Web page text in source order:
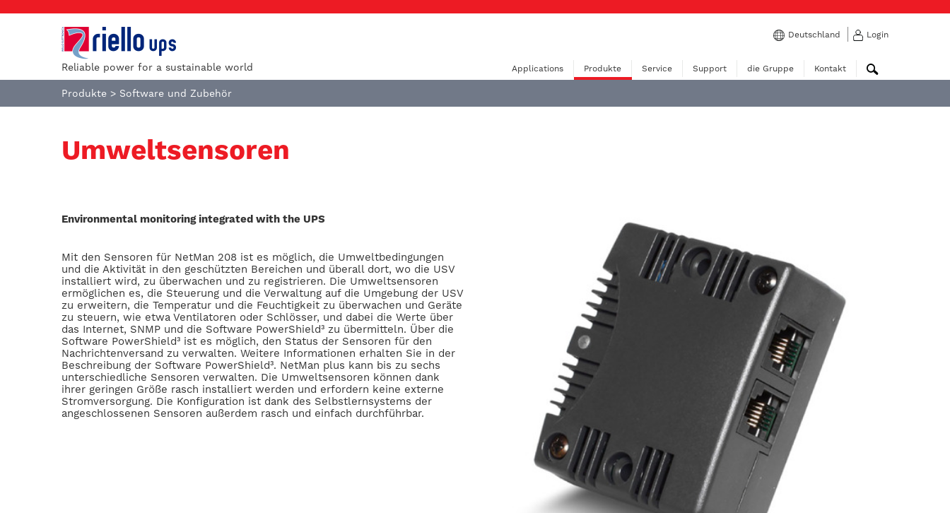
Reliable power for a sustainable world
Deutschland Login
Applications Produkte Service Support die Gruppe Kontakt
Produkte > Software und Zubehör
Umweltsensoren
Environmental monitoring integrated with the UPS
Mit den Sensoren für NetMan 208 ist es möglich, die Umweltbedingungen
und die Aktivität in den geschützten Bereichen und überall dort, wo die USV
installiert wird, zu überwachen und zu registrieren. Die Umweltsensoren
ermöglichen es, die Steuerung und die Verwaltung auf die Umgebung der USV
zu erweitern, die Temperatur und die Feuchtigkeit zu überwachen und Geräte
zu steuern, wie etwa Ventilatoren oder Schlösser, und dabei die Werte über
das Internet, SNMP und die Software PowerShield³ zu übermitteln. Über die
Software PowerShield³ ist es möglich, den Status der Sensoren für den
Nachrichtenversand zu verwalten. Weitere Informationen erhalten Sie in der
Beschreibung der Software PowerShield³. NetMan plus kann bis zu sechs
unterschiedliche Sensoren verwalten. Die Umweltsensoren können dank
ihrer geringen Größe rasch installiert werden und erfordern keine externe
Stromversorgung. Die Konfiguration ist dank des Selbstlernsystems der
angeschlossenen Sensoren außerdem rasch und einfach durchführbar.